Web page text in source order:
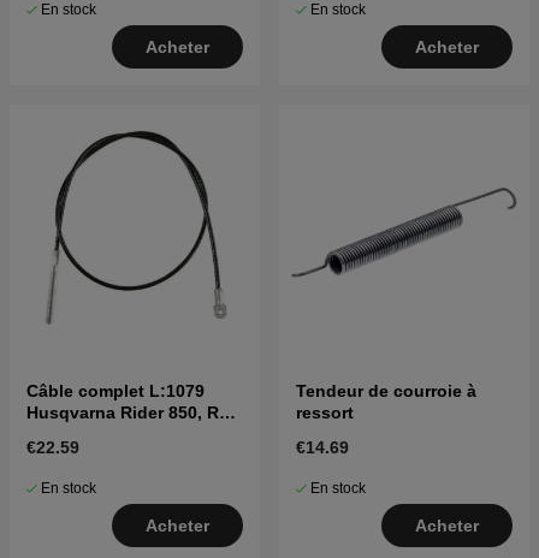
En stock
Acheter
En stock
Acheter
Câble complet L:1079
Husqvarna Rider 850, R11,
€22.59
En stock
Acheter
Tendeur de courroie à
ressort
€14.69
En stock
Acheter